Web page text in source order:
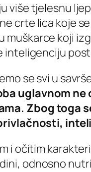
više tjelesnu
crte lica koje
muškarce koji
inteligenciju
se svi u
uglavnom
Zbog toga
i očitim
odnosno